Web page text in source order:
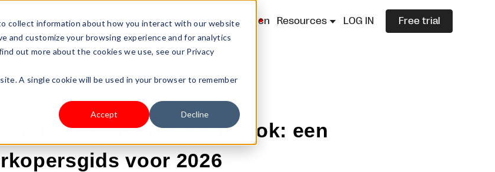
collect information about how you interact with our website
and customize your browsing experience and for analytics
out more about the cookies we use, see our Privacy
A single cookie will be used in your browser to remember
Accept Decline
Pricing Shoplazza.cn Resources LOG IN Free trial
APR-2026 9:00:07 | MEER VERKEER KRIJGEN
producten op TikTok: een
voor 2026